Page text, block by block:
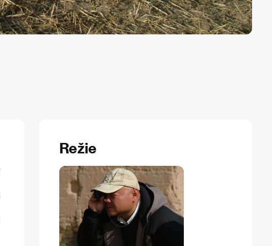
Režie